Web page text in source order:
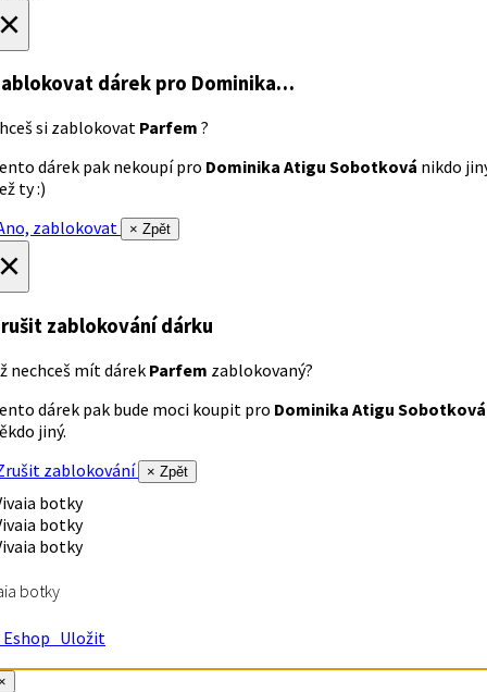
dárek pro Dominika…
si zablokovat Parfem ?
dárek pak nekoupí pro Dominika Atigu Sobotková nikdo
ty :)
zablokovat
× Zpět
zablokování dárku
nechceš mít dárek Parfem zablokovaný?
dárek pak bude moci koupit pro Dominika Atigu Sobotková
jiný.
zablokování
× Zpět
botky
Uložit